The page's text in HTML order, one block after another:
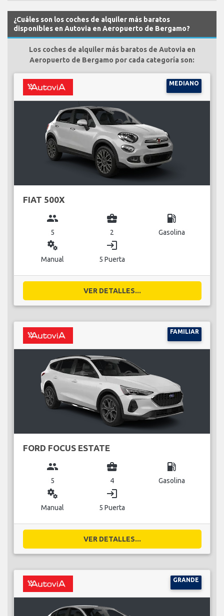
¿Cuáles son los coches de alquiler más baratos
disponibles en Autovia en Aeropuerto de Bergamo?
Los coches de alquiler más baratos de Autovia en
Aeropuerto de Bergamo por cada categoría son:
MEDIANO
FIAT 500X
group
5
business_center
2
local_gas_station
Gasolina
miscellaneous_services
Manual
login
5 Puerta
VER DETALLES...
FAMILIAR
FORD FOCUS ESTATE
group
5
business_center
4
local_gas_station
Gasolina
miscellaneous_services
Manual
login
5 Puerta
VER DETALLES...
GRANDE